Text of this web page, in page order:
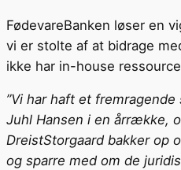
FødevareBanken løser en
vi er stolte af at bidrage
ikke har in-house
”Vi har haft et
Juhl Hansen i en årrække,
DreistStorgaard bakker op
og sparre med om de